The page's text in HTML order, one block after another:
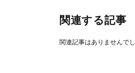
関連する記事
関連記事はありませんで